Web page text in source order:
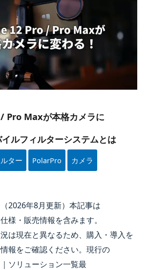
Pro Maxが​本格カメラに​
ルフィルターシステムとは
ター PolarPro カメラ
2026年8月更新）本記事は​
様・販売情報を​含みます。​
は​現在と​異なる​ため、​購入・導入を​
報を​ご確認ください。​現行の​
ソリューション一覧​最